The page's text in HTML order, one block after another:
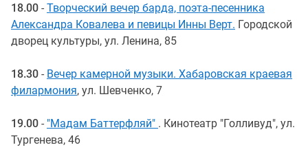
18.00 - Творческий вечер барда, поэта-песенника
Александра Ковалева и певицы Инны Верт. Городской
дворец культуры, ул. Ленина, 85
18.30 - Вечер камерной музыки. Хабаровская краевая
филармония, ул. Шевченко, 7
19.00 - "Мадам Баттерфляй" . Кинотеатр "Голливуд", ул.
Тургенева, 46